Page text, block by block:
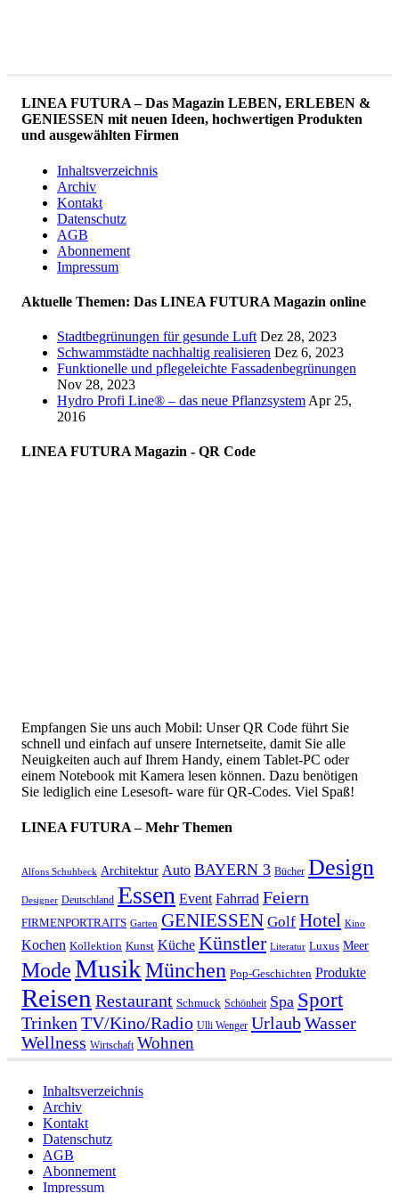
LINEA FUTURA – Das Magazin LEBEN, ERLEBEN &
GENIESSEN mit neuen Ideen, hochwertigen Produkten
und ausgewählten Firmen
Inhaltsverzeichnis
Archiv
Kontakt
Datenschutz
AGB
Abonnement
Impressum
Aktuelle Themen: Das LINEA FUTURA Magazin online
Stadtbegrünungen für gesunde Luft Dez 28, 2023
Schwammstädte nachhaltig realisieren Dez 6, 2023
Funktionelle und pflegeleichte Fassadenbegrünungen
Nov 28, 2023
Hydro Profi Line® – das neue Pflanzsystem Apr 25,
2016
LINEA FUTURA Magazin - QR Code
Empfangen Sie uns auch Mobil: Unser QR Code führt Sie
schnell und einfach auf unsere Internetseite, damit Sie alle
Neuigkeiten auch auf Ihrem Handy, einem Tablet-PC oder
einem Notebook mit Kamera lesen können. Dazu benötigen
Sie lediglich eine Lesesoft- ware für QR-Codes. Viel Spaß!
LINEA FUTURA – Mehr Themen
Alfons Schuhbeck Architektur Auto BAYERN 3 Bücher Design
Designer Deutschland Essen Event Fahrrad Feiern
FIRMENPORTRAITS Garten GENIESSEN Golf Hotel Kino
Kochen Kollektion Kunst Küche Künstler Literatur Luxus Meer
ModeMusikMünchen Pop-Geschichten Produkte
Reisen Restaurant Schmuck Schönheit Spa Sport
Trinken TV/Kino/Radio Ulli Wenger UrlaubWasser
Wellness Wirtschaft Wohnen
Inhaltsverzeichnis
Archiv
Kontakt
Datenschutz
AGB
Abonnement
Impressum